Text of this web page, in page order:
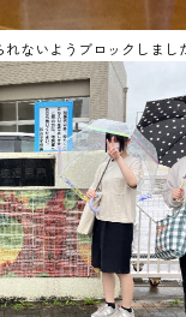
ないようブロックしまし